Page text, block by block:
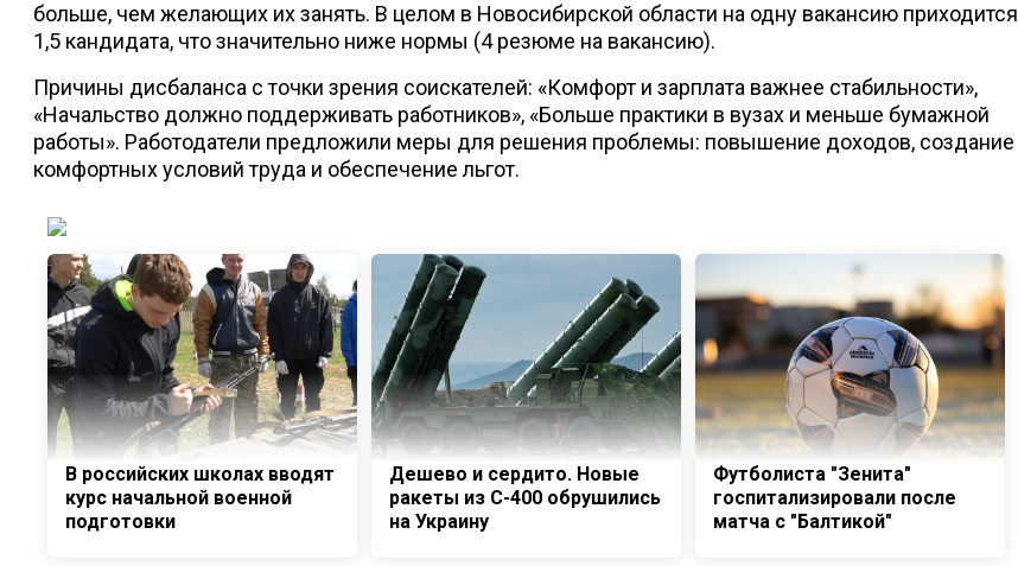
больше, чем желающих их занять. В целом в Новосибирской области на одну вакансию приходится
1,5 кандидата, что значительно ниже нормы (4 резюме на вакансию).
Причины дисбаланса с точки зрения соискателей: «Комфорт и зарплата важнее стабильности»,
«Начальство должно поддерживать работников», «Больше практики в вузах и меньше бумажной
работы». Работодатели предложили меры для решения проблемы: повышение доходов, создание
комфортных условий труда и обеспечение льгот.
В российских школах вводят
курс начальной военной
подготовки
Дешево и сердито. Новые
ракеты из С-400 обрушились
на Украину
Футболиста "Зенита"
госпитализировали после
матча с "Балтикой"